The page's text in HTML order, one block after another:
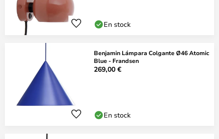
En stock
Benjamin Lámpara Colgante Ø46 Atomic
Blue - Frandsen
269,00 €
En stock